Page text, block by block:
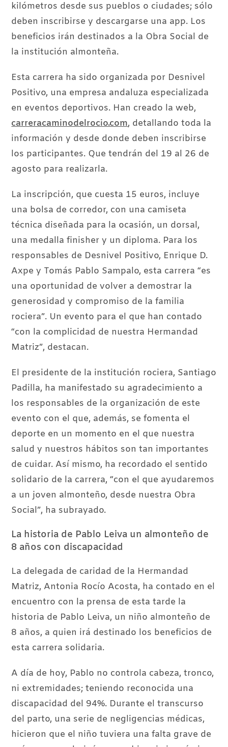
kilómetros desde sus pueblos o ciudades; sólo
deben inscribirse y descargarse una app. Los
beneficios irán destinados a la Obra Social de
la institución almonteña.
Esta carrera ha sido organizada por Desnivel
Positivo, una empresa andaluza especializada
en eventos deportivos. Han creado la web,
carreracaminodelrocio.com, detallando toda la
información y desde donde deben inscribirse
los participantes. Que tendrán del 19 al 26 de
agosto para realizarla.
La inscripción, que cuesta 15 euros, incluye
una bolsa de corredor, con una camiseta
técnica diseñada para la ocasión, un dorsal,
una medalla finisher y un diploma. Para los
responsables de Desnivel Positivo, Enrique D.
Axpe y Tomás Pablo Sampalo, esta carrera “es
una oportunidad de volver a demostrar la
generosidad y compromiso de la familia
rociera”. Un evento para el que han contado
“con la complicidad de nuestra Hermandad
Matriz”, destacan.
El presidente de la institución rociera, Santiago
Padilla, ha manifestado su agradecimiento a
los responsables de la organización de este
evento con el que, además, se fomenta el
deporte en un momento en el que nuestra
salud y nuestros hábitos son tan importantes
de cuidar. Así mismo, ha recordado el sentido
solidario de la carrera, “con el que ayudaremos
a un joven almonteño, desde nuestra Obra
Social”, ha subrayado.
La historia de Pablo Leiva un almonteño de
8 años con discapacidad
La delegada de caridad de la Hermandad
Matriz, Antonia Rocío Acosta, ha contado en el
encuentro con la prensa de esta tarde la
historia de Pablo Leiva, un niño almonteño de
8 años, a quien irá destinado los beneficios de
esta carrera solidaria.
A día de hoy, Pablo no controla cabeza, tronco,
ni extremidades; teniendo reconocida una
discapacidad del 94%. Durante el transcurso
del parto, una serie de negligencias médicas,
hicieron que el niño tuviera una falta grave de